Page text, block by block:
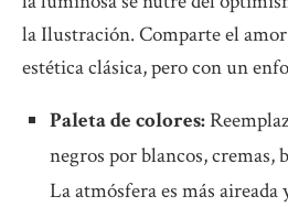
la Ilustración. Comparte el
estética clásica, pero con un
Paleta de colores:
negros por blancos, cremas,
La atmósfera es más aireada